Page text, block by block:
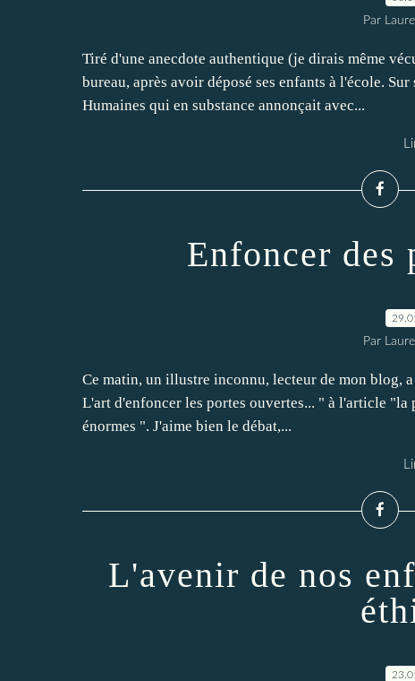
Par
Tiré d'une anecdote authentique (je dirais même
bureau, après avoir déposé ses enfants à l'école.
Humaines qui en substance annonçait avec...
Enfoncer des
Par
Ce matin, un illustre inconnu, lecteur de mon blog,
L'art d'enfoncer les portes ouvertes... " à l'article "la
énormes ". J'aime bien le débat,...
L'avenir de nos